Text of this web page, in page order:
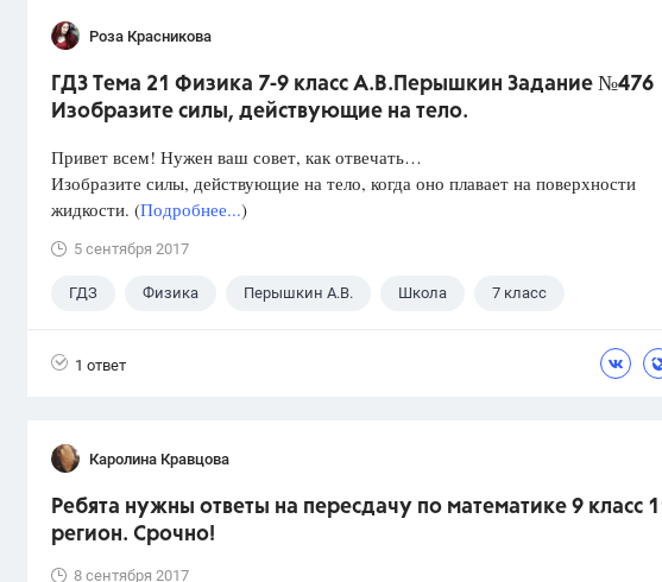
Роза Красникова
ГДЗ Тема 21 Физика 7-9 класс А.В.Перышкин Задание №476
Изобразите силы, действующие на тело.
Привет всем! Нужен ваш совет, как отвечать…
Изобразите силы, действующие на тело, когда оно плавает на поверхности
жидкости. (Подробнее...)
5 сентября 2017
ГДЗ Физика Перышкин А.В. Школа 7 класс
1 ответ
Каролина Кравцова
Ребята нужны ответы на пересдачу по математике 9 класс
регион. Срочно!
8 сентября 2017